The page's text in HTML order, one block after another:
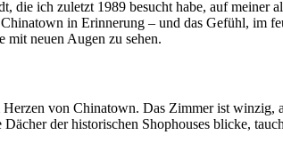
die ich zuletzt 1989 besucht habe, auf
in Erinnerung – und das Gefühl, im
mit neuen Augen zu sehen.
von Chinatown. Das Zimmer ist winzig,
der historischen Shophouses blicke,